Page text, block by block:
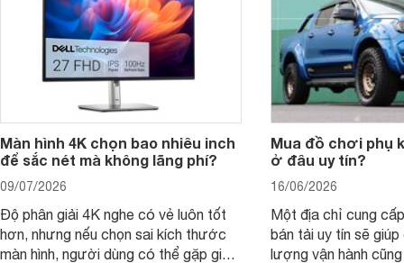
Màn hình 4K chọn bao nhiêu inch
để sắc nét mà không lãng phí?
09/07/2026
Độ phân giải 4K nghe có vẻ luôn tốt
hơn, nhưng nếu chọn sai kích thước
màn hình, người dùng có thể gặp giao
Mua đồ chơi phụ
ở đâu uy tín?
16/06/2026
Một địa chỉ cung
bán tải uy tín sẽ
lượng vận hành